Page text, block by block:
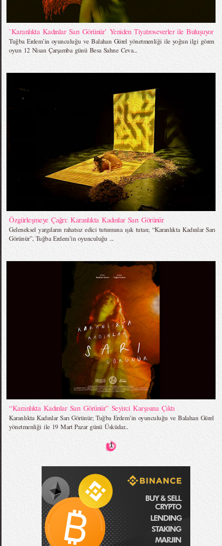
`Karanlıkta Kadınlar Sarı Görünür’ Yeniden Tiyatroseverler ile Buluşuyor
Tuğba Erdem’in oyunculuğu ve Balahan Gürel yönetmenliği ile yoğun ilgi gören
oyun 12 Nisan Çarşamba günü Besa Sahne Ceva...
Özgürleşmeye Çağrı: Karanlıkta Kadınlar Sarı Görünür
Geleneksel yargıların rahatsız edici tutumuna ışık tutan; “Karanlıkta Kadınlar Sarı
Görünür”, Tuğba Erdem’in oyunculuğu ...
“Karanlıkta Kadınlar Sarı Görünür” Seyirci Karşısına Çıktı
Karanlıkta Kadınlar Sarı Görünür; Tuğba Erdem’in oyunculuğu ve Balahan Gürel
yönetmenliği ile 19 Mart Pazar günü Üsküdar...
1